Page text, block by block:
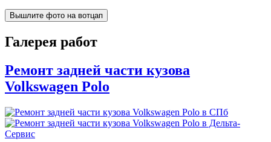
Вышлите фото на вотцап
Галерея работ
Ремонт задней части кузова
Volkswagen Polo